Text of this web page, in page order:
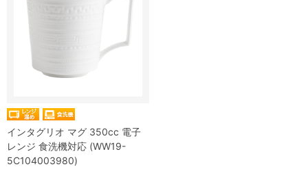
インタグリオ マグ 350cc 電子
レンジ 食洗機対応 (WW19-
5C104003980)